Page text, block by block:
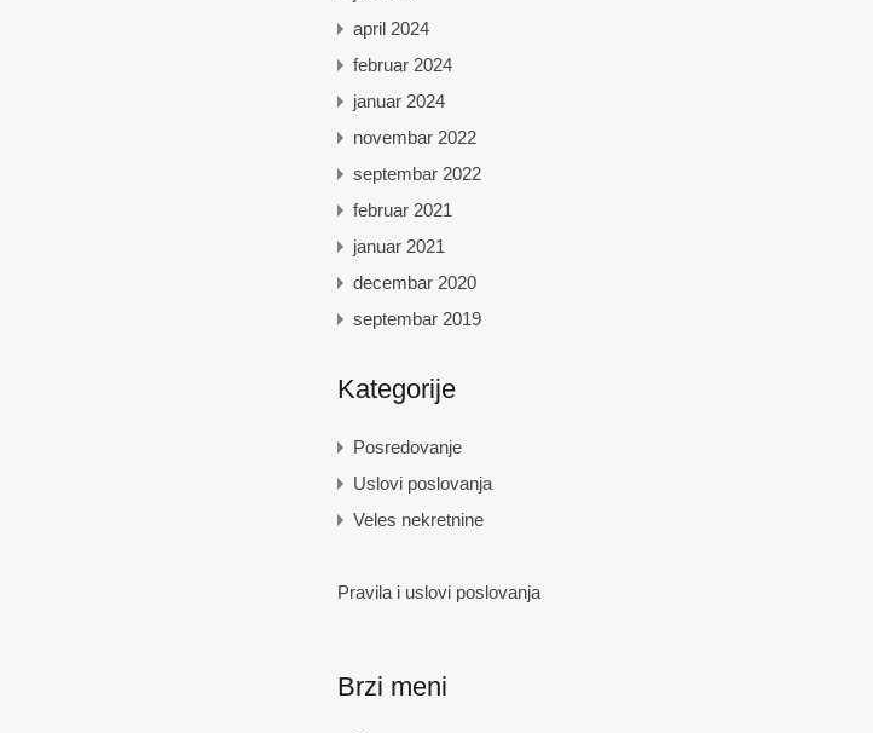
april 2024
februar 2024
januar 2024
novembar 2022
septembar 2022
februar 2021
januar 2021
decembar 2020
septembar 2019
Kategorije
Posredovanje
Uslovi poslovanja
Veles nekretnine
Pravila i uslovi poslovanja
Brzi meni